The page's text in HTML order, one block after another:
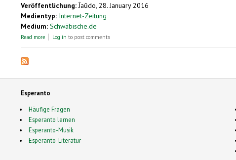
Veröffentlichung:Ĵaŭdo, 28. January 2016
Medientyp: Internet-Zeitung
Medium: Schwäbische.de
Read more about Peter Styppa spricht die „Sprache für alle“
Log in to post comments
Esperanto
Häufige Fragen
Esperanto lernen
Esperanto-Musik
Esperanto-Literatur